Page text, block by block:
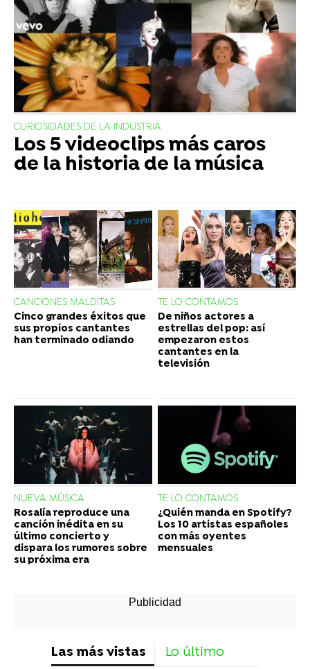
CURIOSIDADES DE LA INDUSTRIA
Los 5 videoclips más caros
de la historia de la música
CANCIONES MALDITAS
Cinco grandes éxitos que
sus propios cantantes
han terminado odiando
TE LO CONTAMOS
De niños actores a
estrellas del pop: así
empezaron estos
cantantes en la
televisión
NUEVA MÚSICA
Rosalía reproduce una
canción inédita en su
último concierto y
dispara los rumores sobre
su próxima era
TE LO CONTAMOS
¿Quién manda en Spotify?
Los 10 artistas españoles
con más oyentes
mensuales
Las más vistas Lo último